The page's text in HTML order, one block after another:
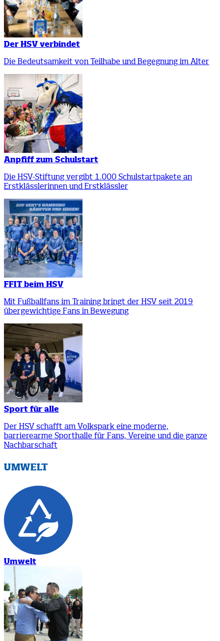
Der HSV verbindet
Die Bedeutsamkeit von Teilhabe und Begegnung im Alter
Anpfiff zum Schulstart
Die HSV-Stiftung vergibt 1.000 Schulstartpakete an
Erstklässlerinnen und Erstklässler
FFIT beim HSV
Mit Fußballfans im Training bringt der HSV seit 2019
übergewichtige Fans in Bewegung
Sport für alle
Der HSV schafft am Volkspark eine moderne,
barrierearme Sporthalle für Fans, Vereine und die ganze
Nachbarschaft
UMWELT
Umwelt